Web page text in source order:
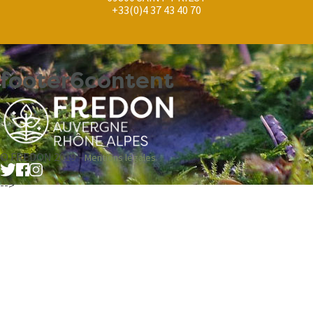
+33(0)4 37 43 40 70
footer6content
© FREDON 2019 -Mentions légales
-->